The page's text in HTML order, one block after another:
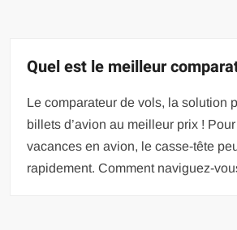
Quel est le meilleur
Le comparateur de vols, la solution
billets d’avion au meilleur prix !
vacances en avion, le casse-tête
rapidement. Comment naviguez-